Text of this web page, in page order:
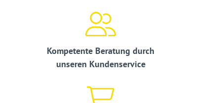
Kompetente Beratung durch
unseren Kundenservice